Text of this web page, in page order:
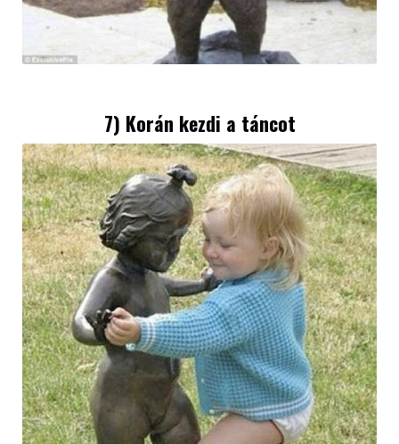
7) Korán kezdi a táncot